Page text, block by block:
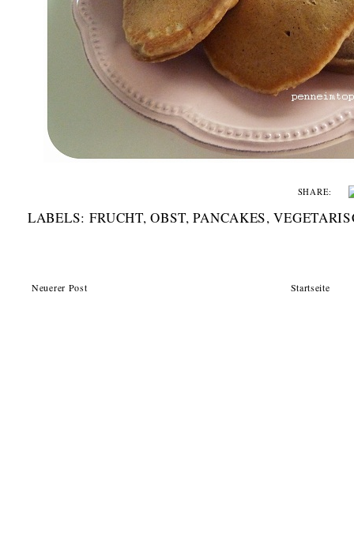
SHARE:
LABELS: FRUCHT,OBST,PANCAKES,
Neuerer Post Startseite